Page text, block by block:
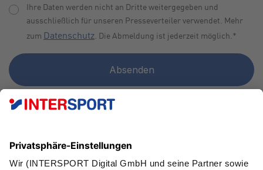
Ihre Daten werden nicht an Dritte weitergegeben und
ausschließlich für unseren Presseverteiler verwendet. Mehr
zum Datenschutz. Die Abmeldung ist jederzeit möglich.*
SCHNELLFAN WERDEN!